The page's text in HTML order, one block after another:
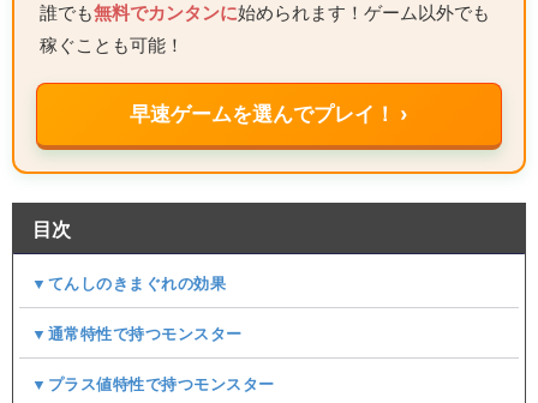
誰でも無料でカンタンに始められます！ゲーム以外でも
稼ぐことも可能！
早速ゲームを選んでプレイ！ ›
目次
▼てんしのきまぐれの効果
▼通常特性で持つモンスター
▼プラス値特性で持つモンスター